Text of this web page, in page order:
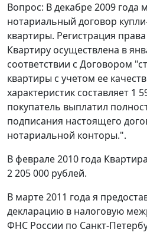
Вопрос: В декабре 2009
нотариальный договор
квартиры. Регистрация
Квартиру осуществлена в
соответствии с Договором
квартиры с учетом ее
характеристик составляет 1
покупатель выплатил
подписания настоящего
нотариальной конторы.".
В феврале 2010 года
2 205 000 рублей.
В марте 2011 года я
декларацию в налоговую
ФНС России по Санкт-